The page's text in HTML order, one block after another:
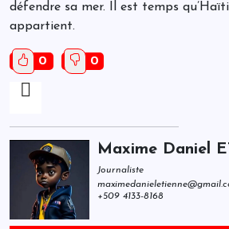
défendre sa mer. Il est temps
appartient.
0 0
Maxime Daniel
Journaliste
+509 4133-8168